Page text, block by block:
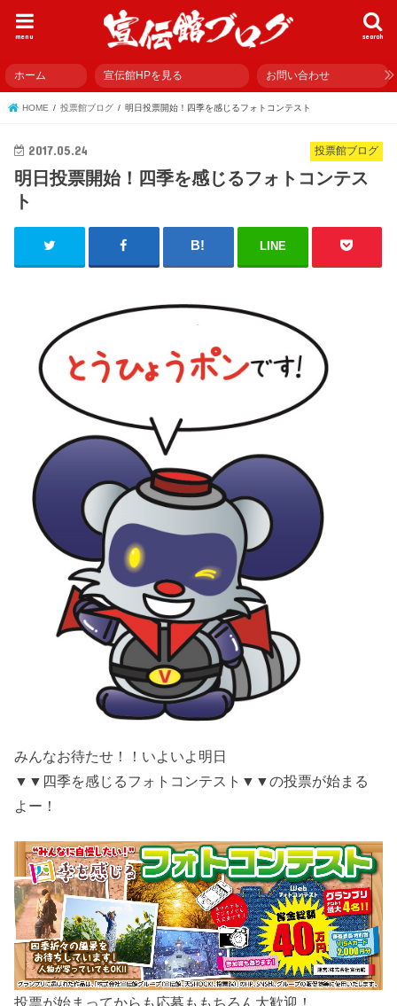
search
menu
ホーム 宣伝館HPを見る お問い合わせ
HOME 投票館ブログ 明日投票開始！四季を感じるフォトコンテスト
投票館ブログ
2017.05.24
明日投票開始！四季を感じるフォトコンテス
ト
LINE
みんなお待たせ！！いよいよ明日
▼▼四季を感じるフォトコンテスト▼▼の投票が始まる
よー！
投票が始まってからも応募ももちろん大歓迎！